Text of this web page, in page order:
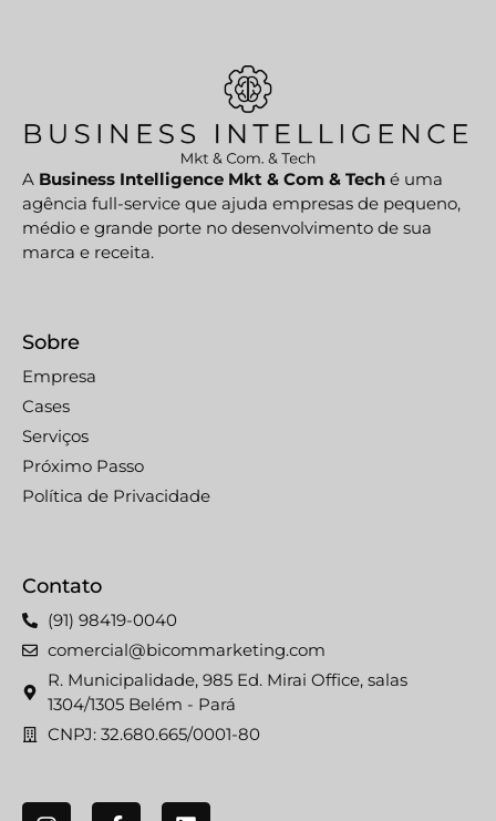
A Business Intelligence Mkt & Com & Tech é uma
agência full-service que ajuda empresas de pequeno,
médio e grande porte no desenvolvimento de sua
marca e receita.
Sobre
Empresa
Cases
Serviços
Próximo Passo
Política de Privacidade
Contato
(91) 98419-0040
comercial@bicommarketing.com
R. Municipalidade, 985 Ed. Mirai Office, salas
1304/1305 Belém - Pará
CNPJ: 32.680.665/0001-80